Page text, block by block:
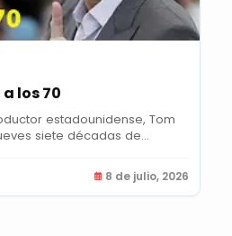
los 70
estadounidense, Tom
siete décadas de...
8 de julio, 2026